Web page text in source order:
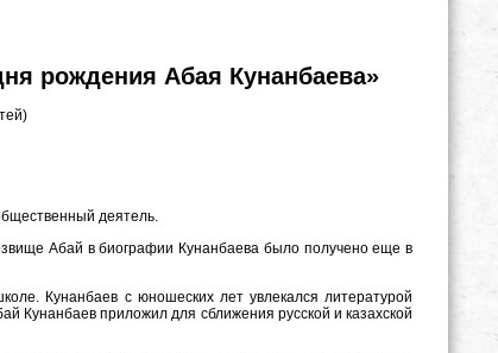
рождения Абая Кунанбаева»
деятель.
Абай в биографии Кунанбаева было получено еще в
Кунанбаев с юношеских лет увлекался литературой
Кунанбаев приложил для сближения русской и казахской